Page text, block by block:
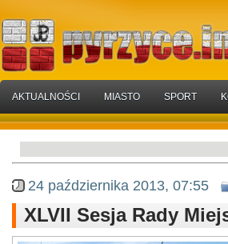
AKTUALNOŚCI MIASTO SPORT
24 października 2013, 07:55
XLVII Sesja Rady